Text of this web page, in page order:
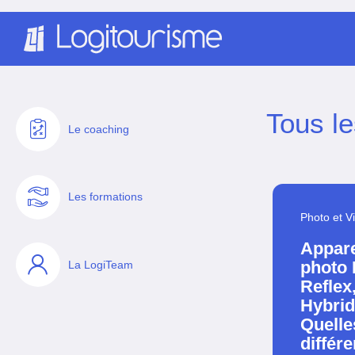
Le coaching
Les formations
La LogiTeam
Tous
Photo et
photo